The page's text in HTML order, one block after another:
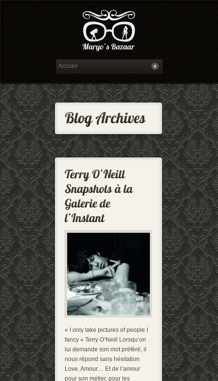
« I only take pictures of people I
fancy » Terry O’Neill Lorsqu’on
lui demande son mot préféré, il
nous répond sans hésitation
Love. Amour… Et de l’amour
pour son métier, pour les